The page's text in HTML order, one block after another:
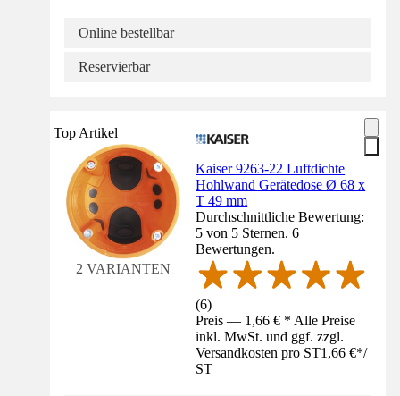
Online bestellbar
Reservierbar
Top Artikel
2 VARIANTEN
Kaiser 9263-22 Luftdichte
Hohlwand Gerätedose Ø 68 x
T 49 mm
Durchschnittliche Bewertung:
5 von 5 Sternen. 6
Bewertungen.
(6)
Preis — 1,66 € * Alle Preise
inkl. MwSt. und ggf. zzgl.
Versandkosten pro ST1,66 €*/
ST